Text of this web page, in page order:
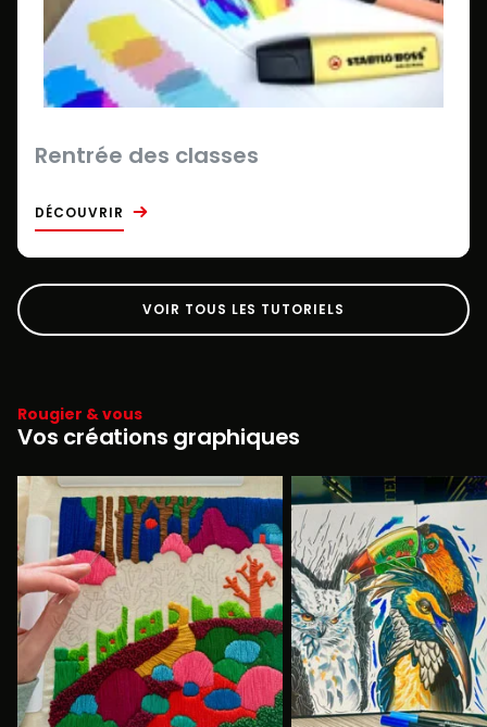
Rentrée des classes
DÉCOUVRIR
VOIR TOUS LES TUTORIELS
Rougier & vous
Vos créations graphiques